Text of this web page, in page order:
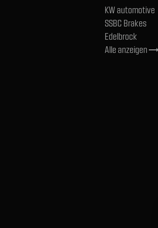
KW automotive
SSBC Brakes
Edelbrock
Alle anzeigentrending_flat